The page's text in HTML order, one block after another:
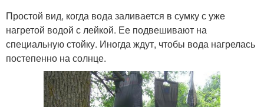
Простой вид, когда вода заливается в сумку с уже
нагретой водой с лейкой. Ее подвешивают на
специальную стойку. Иногда ждут, чтобы вода нагрелась
постепенно на солнце.